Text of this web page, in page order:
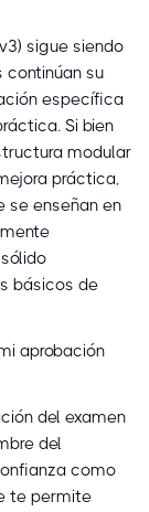
sigue siendo
continúan su
específica
Si bien
modular
práctica,
se enseñan en
básicos de
aprobación
del examen
del
como
te permite